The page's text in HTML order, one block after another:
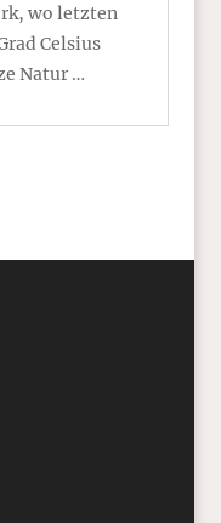
wo letzten
Celsius
Natur …